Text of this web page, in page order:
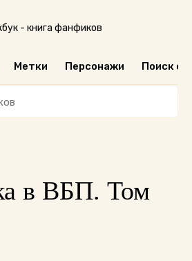
Метки Персонажи Поиск
в ВБП. Том